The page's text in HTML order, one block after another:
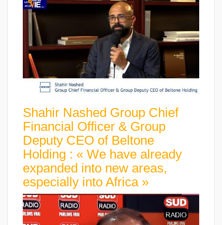
Shahir Nashed Group Chief
Financial Officer & Group
Deputy CEO of Beltone
Holding : « We have already
expanded into new areas,
especially into Africa »